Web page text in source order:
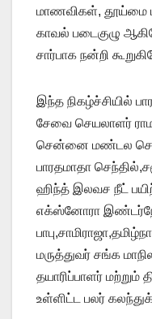
மாணவிகள், தூய்மை
காவல் படைகுழு
சார்பாக நன்றி
இந்த நிகழ்ச்சியில்
சேவை செயலாளர்
சென்னை மண்டல
பாரதமாதா
ஹிந்த் இலவச நீட்
எக்ஸ்னோரா
மருத்துவர் சங்க
தயாரிப்பாளர்
உள்ளிட்ட பலர்